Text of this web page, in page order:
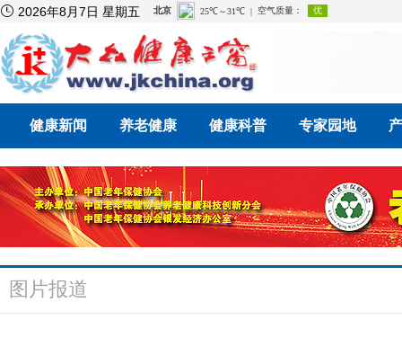
 2026年8月7日 星期五
健康新闻 养老健康 健康科普 专家园地
图片报道